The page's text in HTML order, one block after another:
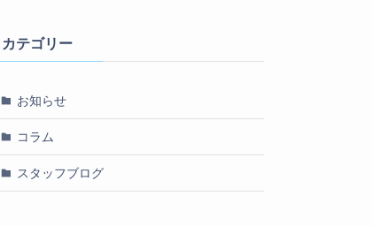
カテゴリー
お知らせ
コラム
スタッフブログ